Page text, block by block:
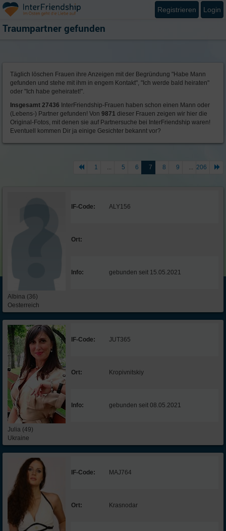
Täglich löschen Frauen ihre Anzeigen mit der Begründung "Habe Mann
gefunden und stehe mit ihm in engem Kontakt", "Ich werde bald heiraten"
oder "Ich habe geheiratet!".
Insgesamt 27436 InterFriendship-Frauen haben schon einen Mann oder
(Lebens-) Partner gefunden! Von 9871 dieser Frauen zeigen wir hier die
Original-Fotos, mit denen sie auf Partnersuche bei InterFriendship waren!
Eventuell kommen Dir ja einige Gesichter bekannt vor?
1 ... 5 6 7 8 9 ... 206
Albina (36)
Oesterreich
IF-Code: ALY156
Ort:
Info: gebunden seit 15.05.2021
Julia (49)
Ukraine
IF-Code: JUT365
Ort: Kropivnitskiy
Info: gebunden seit 08.05.2021
IF-Code: MAJ764
Ort: Krasnodar
Traumpartner gefunden
Registrieren Login